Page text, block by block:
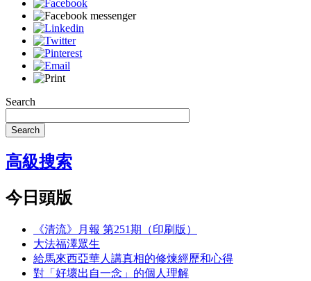
Search
Search
高級搜索
今日頭版
《清流》月報 第251期（印刷版）
大法福澤眾生
給馬來西亞華人講真相的修煉經歷和心得
對「好壞出自一念」的個人理解